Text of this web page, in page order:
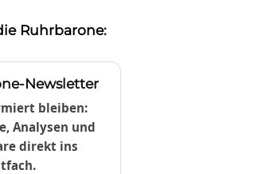
Ruhrbarone:
Newsletter
bleiben:
Analysen und
direkt ins